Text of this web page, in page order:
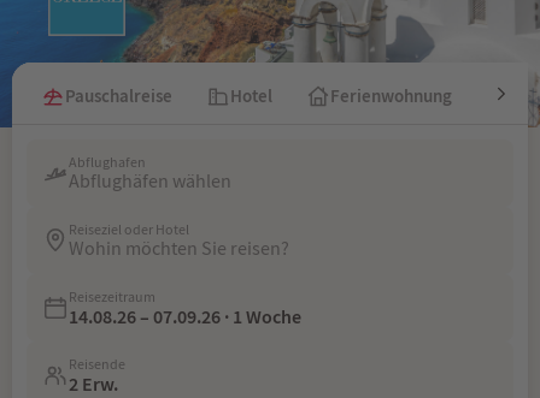
Pauschalreise Hotel Ferienwohnung
Abflughafen
Abflughäfen wählen
Reiseziel oder Hotel
Wohin möchten Sie reisen?
Reisezeitraum
14.08.26 – 07.09.26 · 1 Woche
Reisende
2 Erw.